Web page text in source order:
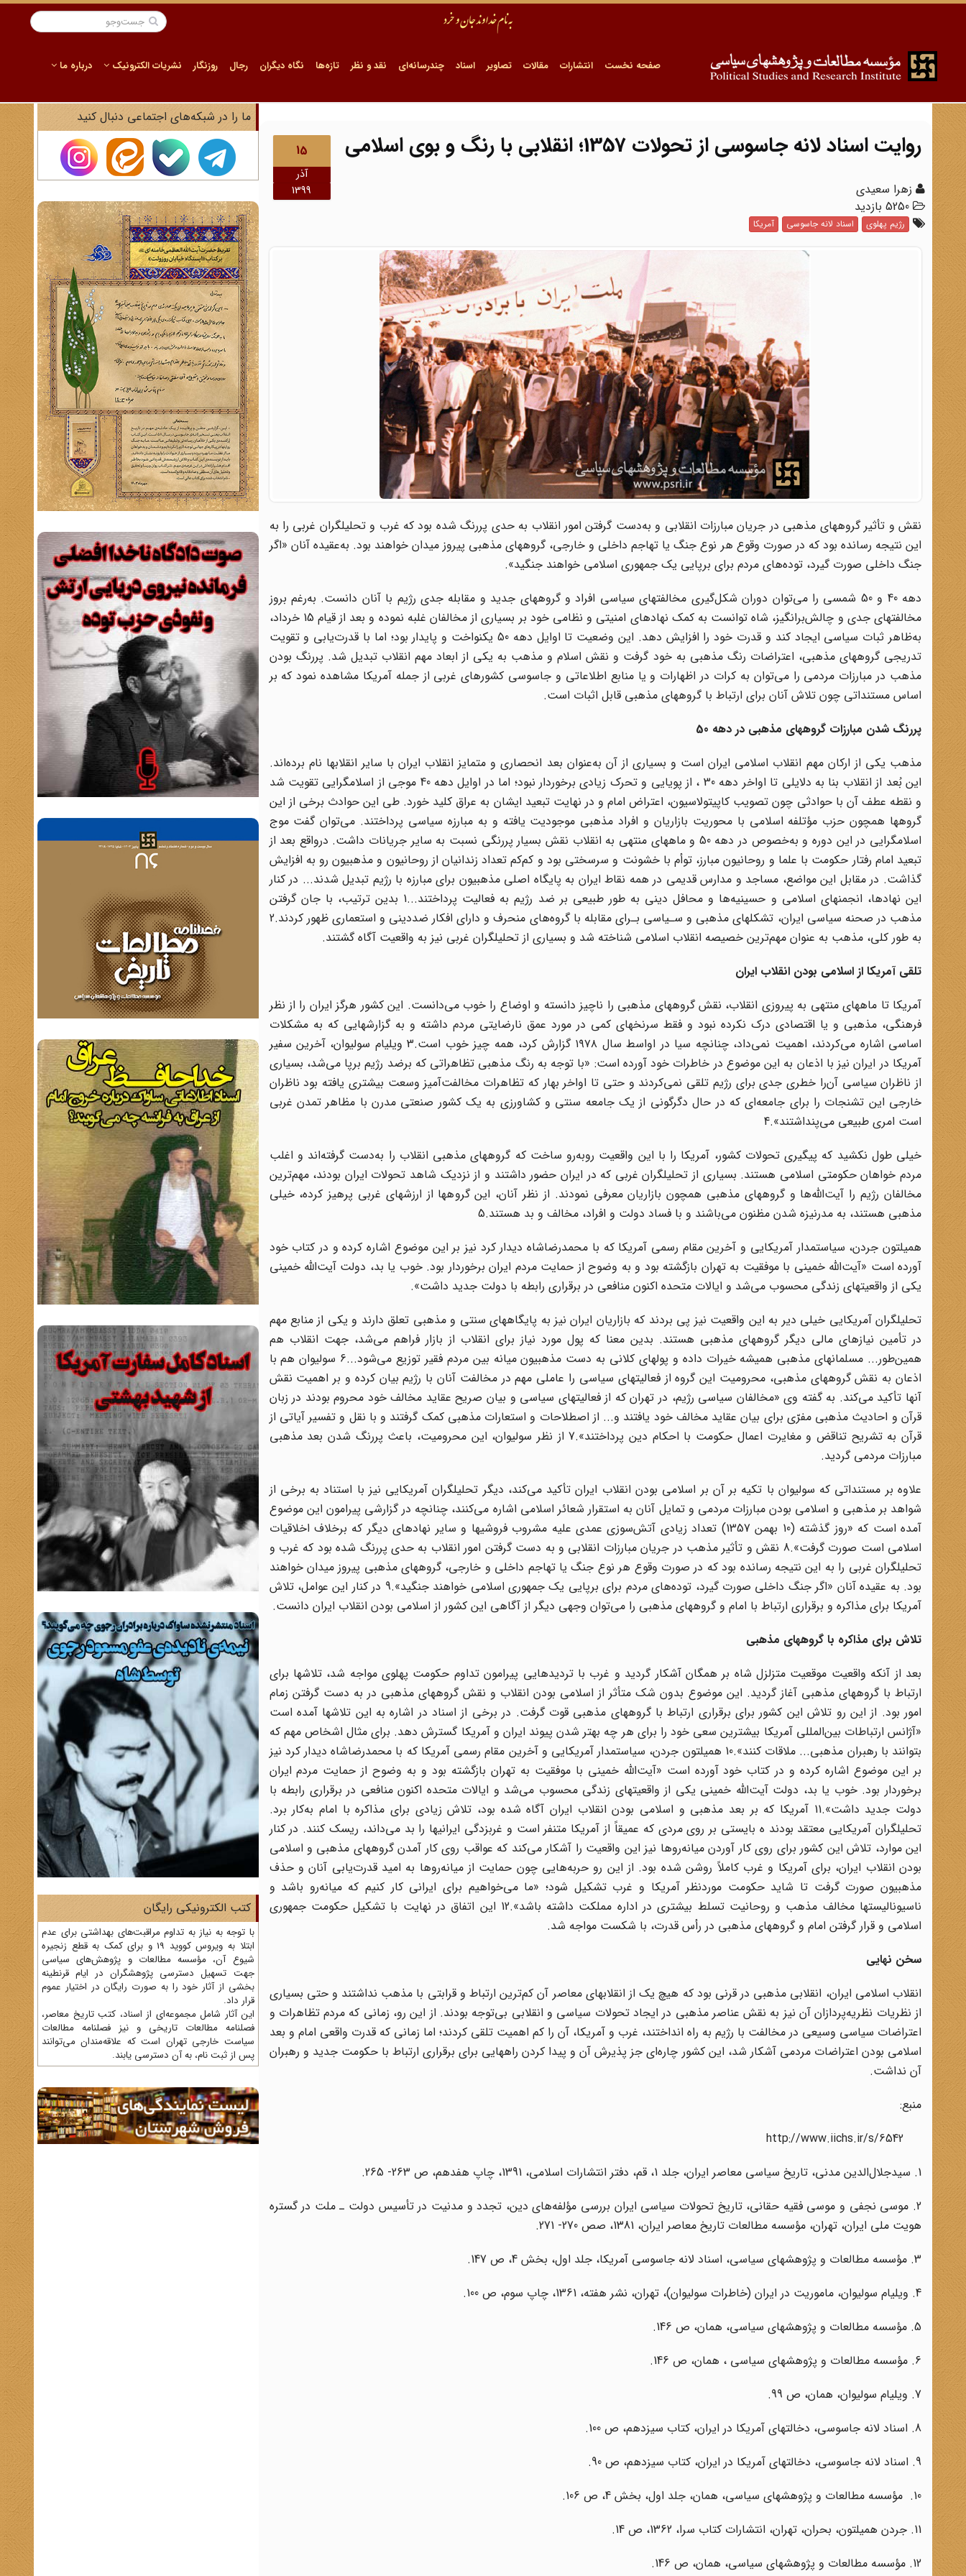
صفحه نخست انتشارات مقالات تصاویر اسناد چندرسانه‌ای نقد و نظر تازه‌ها نگاه دیگران رجال روزنگار نشریات الکترونیک درباره ما
15
آذر
1399
روایت اسناد لانه جاسوسی از تحولات 1357؛ انقلابی با رنگ و بوی اسلامی
زهرا سعیدی
رژیم پهلوی اسناد لانه جاسوسی آمریکا
نقش و تأثیر گروههای مذهبی در جریان مبارزات انقلابی و به‌دست گرفتن امور انقلاب به حدی پررنگ شده بود که غرب و تحلیلگران غربی را به
این نتیجه رسانده بود که در صورت وقوع هر نوع جنگ یا تهاجم داخلی و خارجی، گروههای مذهبی پیروز میدان خواهند بود. به‌عقیده آنان «اگر
جنگ داخلی صورت گیرد، توده‌های مردم برای برپایی یک جمهوری اسلامی خواهند جنگید».
دهه 40 و 50 شمسی را می‌توان دوران شکل‌گیری مخالفتهای سیاسی افراد و گروههای جدید و مقابله جدی رژیم با آنان دانست. به‌رغم بروز
مخالفتهای جدی و چالش‌برانگیز، شاه توانست به کمک نهادهای امنیتی و نظامی خود بر بسیاری از مخالفان غلبه نموده و بعد از قیام 15 خرداد،
به‌ظاهر ثبات سیاسی ایجاد کند و قدرت خود را افزایش دهد. این وضعیت تا اوایل دهه 50 یکنواخت و پایدار بود؛ اما با قدرت‌یابی و تقویت
تدریجی گروههای مذهبی، اعتراضات رنگ مذهبی به خود گرفت و نقش اسلام و مذهب به یکی از ابعاد مهم انقلاب تبدیل شد. پررنگ بودن
مذهب در مبارزات مردمی را می‌توان به کرات در اظهارات و یا منابع اطلاعاتی و جاسوسی کشورهای غربی از جمله آمریکا مشاهده نمود که بر
اساس مستنداتی چون تلاش آنان برای ارتباط با گروههای مذهبی قابل اثبات است.
پررنگ شدن مبارزات گروههای مذهبی در دهه 50
مذهب یکی از ارکان مهم انقلاب اسلامی ایران است و بسیاری از آن به‌عنوان بعد انحصاری و متمایز انقلاب ایران با سایر انقلابها نام برده‌اند.
این بُعد از انقلاب بنا به دلایلی تا اواخر دهه 30 ، از پویایی و تحرک زیادی برخوردار نبود؛ اما در اوایل دهه 40 موجی از اسلامگرایی تقویت شد
و نقطه عطف آن با حوادثی چون تصویب کاپیتولاسیون، اعتراض امام و در نهایت تبعید ایشان به عراق کلید خورد. طی این حوادث برخی از این
گروهها همچون حزب مؤتلفه اسلامی با محوریت بازاریان و افراد مذهبی موجودیت یافته و به مبارزه سیاسی پرداختند. می‌توان گفت موج
اسلامگرایی در این دوره و به‌خصوص در دهه 50 و ماههای منتهی به انقلاب نقش بسیار پررنگی نسبت به سایر جریانات داشت. درواقع بعد از
تبعید امام رفتار حکومت با علما و روحانیون مبارز، توأم با خشونت و سرسختی بود و کم‌کم تعداد زندانیان از روحانیون و مذهبیون رو به افزایش
گذاشت. در مقابل این مواضع، مساجد و مدارس قدیمی در همه نقاط ایران به پایگاه اصلی مذهبیون برای مبارزه با رژیم تبدیل شدند... در کنار
این نهادها، انجمنهای اسلامی و حسینیه‌ها و محافل دینی به طور طبیعی بر ضد رژیم به فعالیت پرداختند...1 بدین ترتیب، با جان گرفتن
مذهب در صحنه سیاسی ایران، تشکلهای مذهبی و سـیاسی بـرای مقابله با گروه‌های منحرف و دارای افکار ضددینی و استعماری ظهور کردند.2
به طور کلی، مذهب به عنوان مهم‌ترین خصیصه انقلاب اسلامی شناخته شد و بسیاری از تحلیلگران غربی نیز به واقعیت آگاه گشتند.
تلقی آمریکا از اسلامی بودن انقلاب ایران
آمریکا تا ماههای منتهی به پیروزی انقلاب، نقش گروههای مذهبی را ناچیز دانسته و اوضاع را خوب می‌دانست. این کشور هرگز ایران را از نظر
فرهنگی، مذهبی و یا اقتصادی درک نکرده نبود و فقط سرنخهای کمی در مورد عمق نارضایتی مردم داشته و به گزارشهایی که به مشکلات
اساسی اشاره می‌کردند، اهمیت نمی‌داد، چنانچه سیا در اواسط سال ۱۹۷۸ گزارش کرد، همه چیز خوب است.3 ویلیام سولیوان، آخرین سفیر
آمریکا در ایران نیز با اذعان به این موضوع در خاطرات خود آورده است: «با توجه به رنگ مذهبی تظاهراتی که برضد رژیم برپا می‌شد، بسیاری
از ناظران سیاسی آن‌را خطری جدی برای رژیم تلقی نمی‌کردند و حتی تا اواخر بهار که تظاهرات مخالفت‌آمیز وسعت بیشتری یافته بود ناظران
خارجی این تشنجات را برای جامعه‌ای که در حال دگرگونی از یک جامعه سنتی و کشاورزی به یک کشور صنعتی مدرن با مظاهر تمدن غربی
است امری طبیعی می‌پنداشتند».4
خیلی طول نکشید که پیگیری تحولات کشور، آمریکا را با این واقعیت روبه‌رو ساخت که گروههای مذهبی انقلاب را به‌دست گرفته‌اند و اغلب
مردم خواهان حکومتی اسلامی هستند. بسیاری از تحلیلگران غربی که در ایران حضور داشتند و از نزدیک شاهد تحولات ایران بودند، مهم‌ترین
مخالفان رژیم را آیت‌الله‌ها و گروههای مذهبی همچون بازاریان معرفی نمودند. از نظر آنان، این گروهها از ارزشهای غربی پرهیز کرده، خیلی
مذهبی هستند، به مدرنیزه شدن مظنون می‌باشند و با فساد دولت و افراد، مخالف و بد هستند.5
همیلتون جردن، سیاستمدار آمریکایی و آخرین مقام رسمی آمریکا که با محمدرضاشاه دیدار کرد نیز بر این موضوع اشاره کرده و در کتاب خود
آورده است «آیت‌الله خمینی با موفقیت به تهران بازگشته بود و به وضوح از حمایت مردم ایران برخوردار بود. خوب یا بد، دولت آیت‌الله خمینی
یکی از واقعیتهای زندگی محسوب می‌شد و ایالات متحده اکنون منافعی در برقراری رابطه با دولت جدید داشت».
تحلیلگران آمریکایی خیلی دیر به این واقعیت نیز پی بردند که بازاریان ایران نیز به پایگاههای سنتی و مذهبی تعلق دارند و یکی از منابع مهم
در تأمین نیازهای مالی دیگر گروههای مذهبی هستند. بدین معنا که پول مورد نیاز برای انقلاب از بازار فراهم می‌شد، جهت انقلاب هم
همین‌طور... مسلمانهای مذهبی همیشه خیرات داده و پولهای کلانی به دست مذهبیون میانه بین مردم فقیر توزیع می‌شود...6 سولیوان هم با
اذعان به نقش گروههای مذهبی، محرومیت این گروه از فعالیتهای سیاسی را عاملی مهم در مخالفت آنان با رژیم بیان کرده و بر اهمیت نقش
آنها تأکید می‌کند. به گفته وی «مخالفان سیاسی رژیم، در تهران که از فعالیتهای سیاسی و بیان صریح عقاید مخالف خود محروم بودند در زبان
قرآن و احادیث مذهبی مفرّی برای بیان عقاید مخالف خود یافتند و... از اصطلاحات و استعارات مذهبی کمک گرفتند و با نقل و تفسیر آیاتی از
قرآن به تشریح تناقض و مغایرت اعمال حکومت با احکام دین پرداختند».7 از نظر سولیوان، این محرومیت، باعث پررنگ شدن بعد مذهبی
مبارزات مردمی گردید.
علاوه بر مستنداتی که سولیوان با تکیه بر آن بر اسلامی بودن انقلاب ایران تأکید می‌کند، دیگر تحلیلگران آمریکایی نیز با استناد به برخی از
شواهد بر مذهبی و اسلامی بودن مبارزات مردمی و تمایل آنان به استقرار شعائر اسلامی اشاره می‌کنند، چنانچه در گزارشی پیرامون این موضوع
آمده است که «روز گذشته (10 بهمن 1357) تعداد زیادی آتش‌سوزی عمدی علیه مشروب فروشیها و سایر نهادهای دیگر که برخلاف اخلاقیات
اسلامی است صورت گرفت».8 نقش و تأثیر مذهب در جریان مبارزات انقلابی و به دست گرفتن امور انقلاب به حدی پررنگ شده بود که غرب و
تحلیلگران غربی را به این نتیجه رسانده بود که در صورت وقوع هر نوع جنگ یا تهاجم داخلی و خارجی، گروههای مذهبی پیروز میدان خواهند
بود. به عقیده آنان «اگر جنگ داخلی صورت گیرد، توده‌های مردم برای برپایی یک جمهوری اسلامی خواهند جنگید».9 در کنار این عوامل، تلاش
آمریکا برای مذاکره و برقراری ارتباط با امام و گروههای مذهبی را می‌توان وجهی دیگر از آگاهی این کشور از اسلامی بودن انقلاب ایران دانست.
تلاش برای مذاکره با گروههای مذهبی
بعد از آنکه واقعیت موقعیت متزلزل شاه بر همگان آشکار گردید و غرب با تردیدهایی پیرامون تداوم حکومت پهلوی مواجه شد، تلاشها برای
ارتباط با گروههای مذهبی آغاز گردید. این موضوع بدون شک متأثر از اسلامی بودن انقلاب و نقش گروههای مذهبی در به دست گرفتن زمام
امور بود. از این رو تلاش این کشور برای برقراری ارتباط با گروههای مذهبی قوت گرفت. در برخی از اسناد در اشاره به این تلاشها آمده است
«آژانس ارتباطات بین‌المللی آمریکا بیشترین سعی خود را برای هر چه بهتر شدن پیوند ایران و آمریکا گسترش دهد. برای مثال اشخاص مهم که
بتوانند با رهبران مذهبی... ملاقات کنند».10 همیلتون جردن، سیاستمدار آمریکایی و آخرین مقام رسمی آمریکا که با محمدرضاشاه دیدار کرد نیز
بر این موضوع اشاره کرده و در کتاب خود آورده است «آیت‌الله خمینی با موفقیت به تهران بازگشته بود و به وضوح از حمایت مردم ایران
برخوردار بود. خوب یا بد، دولت آیت‌الله خمینی یکی از واقعیتهای زندگی محسوب می‌شد و ایالات متحده اکنون منافعی در برقراری رابطه با
دولت جدید داشت».11 آمریکا که بر بعد مذهبی و اسلامی بودن انقلاب ایران آگاه شده بود، تلاش زیادی برای مذاکره با امام به‌کار برد.
تحلیلگران آمریکایی معتقد بودند ه بایستی بر روی مردی که عمیقاً از آمریکا متنفر است و غربزدگی ایرانیها را بد می‌داند، ریسک کنند. در کنار
این موارد، تلاش این کشور برای روی کار آوردن میانه‌روها نیز این واقعیت را آشکار می‌کند که عواقب روی کار آمدن گروههای مذهبی و اسلامی
بودن انقلاب ایران، برای آمریکا و غرب کاملاً روشن شده بود. از این رو حربه‌هایی چون حمایت از میانه‌روها به امید قدرت‌یابی آنان و حذف
مذهبیون صورت گرفت تا شاید حکومت موردنظر آمریکا و غرب تشکیل شود؛ «ما می‌خواهیم برای ایرانی کار کنیم که میانه‌رو باشد و
ناسیونالیستها مخالف مذهب و روحانیت تسلط بیشتری در اداره مملکت داشته باشد».12 این اتفاق در نهایت با تشکیل حکومت جمهوری
اسلامی و قرار گرفتن امام و گروههای مذهبی در رأس قدرت، با شکست مواجه شد.
سخن نهایی
انقلاب اسلامی ایران، انقلابی مذهبی در قرنی بود که هیچ یک از انقلابهای معاصر آن کم‌ترین ارتباط و قرابتی با مذهب نداشتند و حتی بسیاری
از نظریات نظریه‌پردازان آن نیز به نقش عناصر مذهبی در ایجاد تحولات سیاسی و انقلابی بی‌توجه بودند. از این رو، زمانی که مردم تظاهرات و
اعتراضات سیاسی وسیعی در مخالفت با رژیم به راه انداختند، غرب و آمریکا، آن را کم اهمیت تلقی کردند؛ اما زمانی که قدرت واقعی امام و بعد
اسلامی بودن اعتراضات مردمی آشکار شد، این کشور چاره‌ای جز پذیرش آن و پیدا کردن راههایی برای برقراری ارتباط با حکومت جدید و رهبران
آن نداشت.
منبع:
ttp://www.iichs.ir/s/
h
1. سیدجلال‌الدین مدنی، تاریخ سیاسی معاصر ایران، جلد 1، قم، دفتر انتشارات اسلامی، 1391، چاپ هفدهم، ص 263- 265.
2. موسی نجفی و موسی فقیه حقانی، تاریخ تحولات سیاسی ایران بررسی مؤلفه‌های دین، تجدد و مدنیت در تأسیس دولت ـ ملت در گستره
هویت ملی ایران، تهران، مؤسسه مطالعات تاریخ معاصر ایران، 1381، صص 270- 271.
3. مؤسسه مطالعات و پژوهشهای سیاسی، اسناد لانه جاسوسی آمریکا، جلد اول، بخش 4، ص 147.
4. ویلیام سولیوان، ماموریت در ایران (خاطرات سولیوان)، تهران، نشر هفته، 1361، چاپ سوم، ص 100.
5. مؤسسه مطالعات و پژوهشهای سیاسی، همان، ص 146.
6. مؤسسه مطالعات و پژوهشهای سیاسی ، همان، ص 146.
7. ویلیام سولیوان، همان، ص 99.
8. اسناد لانه جاسوسی، دخالتهای آمریکا در ایران، کتاب سیزدهم، ص 100.
9. اسناد لانه جاسوسی، دخالتهای آمریکا در ایران، کتاب سیزدهم، ص 90.
10. مؤسسه مطالعات و پژوهشهای سیاسی، همان، جلد اول، بخش 4، ص 106.
11. جردن همیلتون، بحران، تهران، انتشارات کتاب سرا، 1362، ص 14.
12. مؤسسه مطالعات و پژوهشهای سیاسی، همان، ص 146.
ما را در شبکه‌های اجتماعی دنبال کنید
کتب الکترونیکی رایگان
با توجه به نیاز به تداوم مراقبت‌های بهداشتی برای عدم
ابتلا به ویروس کووید 19 و برای کمک به قطع زنجیره
شیوع آن، مؤسسه مطالعات و پژوهش‌های سیاسی
جهت تسهیل دسترسی پژوهشگران در ایام قرنطینه
بخشی از آثار خود را به صورت رایگان در اختیار عموم
قرار داد.
این آثار شامل مجموعه‌ای از اسناد، کتب تاریخ معاصر،
فصلنامه‌ مطالعات تاریخی و نیز فصلنامه مطالعات
سیاست خارجی تهران است که علاقه‌مندان می‌توانند
پس از ثبت نام، به آن دسترسی یابند.